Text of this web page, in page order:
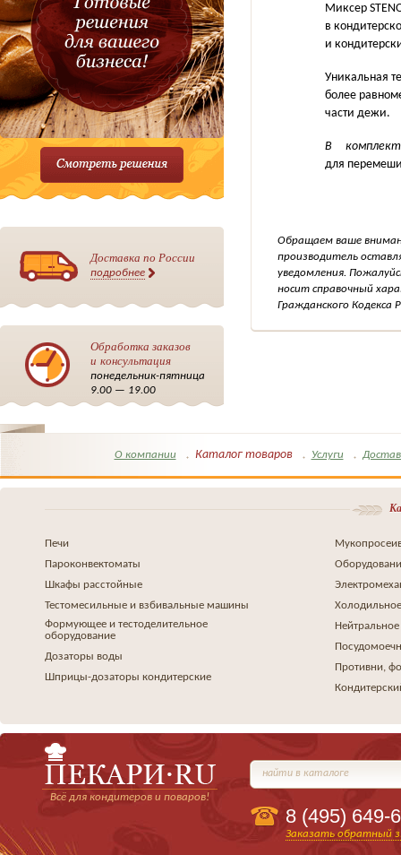
Миксер
в
и
Уникальная
более
части дежи.
В
для
Обращаем ваше
производитель
уведомления.
носит справочный
Гражданского Кодекса
Доставка по России
подробнее
Обработка заказов
и консультация
понедельник-пятница
9.00 — 19.00
О компании Каталог товаров Услуги
Печи
Пароконвектоматы
Шкафы расстойные
Тестомесильные и взбивальные машины
Формующее и тестоделительное
оборудование
Дозаторы воды
Шприцы-дозаторы кондитерские
Противни,
Всё для кондитеров и поваров!
найти в каталоге
8 (495) 649-
Заказать обратный